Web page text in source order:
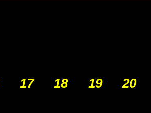
17 18 19 20